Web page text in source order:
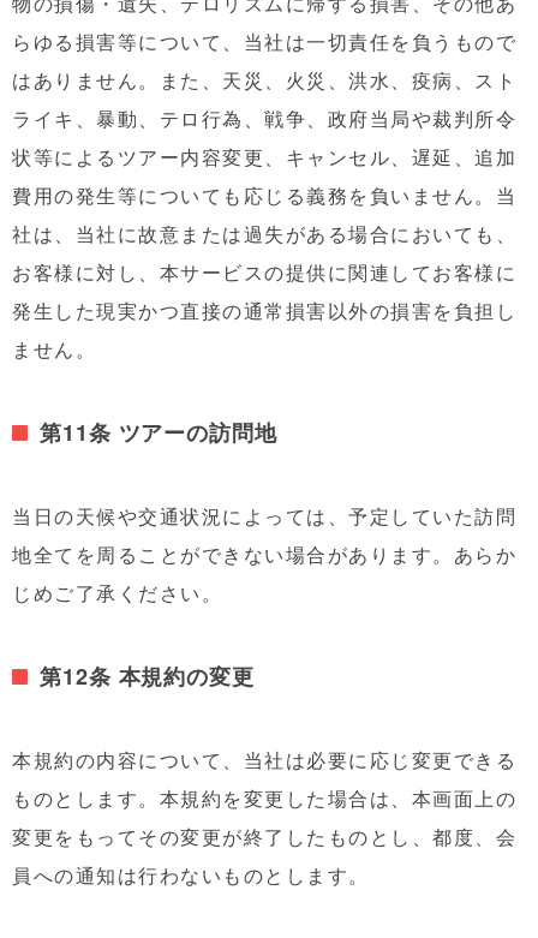
らゆる損害等について、当社は一切責任を負うもので
はありません。また、天災、火災、洪水、疫病、スト
ライキ、暴動、テロ行為、戦争、政府当局や裁判所令
状等によるツアー内容変更、キャンセル、遅延、追加
費用の発生等についても応じる義務を負いません。当
社は、当社に故意または過失がある場合においても、
お客様に対し、本サービスの提供に関連してお客様に
発生した現実かつ直接の通常損害以外の損害を負担し
ません。
第11条 ツアーの訪問地
当日の天候や交通状況によっては、予定していた訪問
地全てを周ることができない場合があります。あらか
じめご了承ください。
第12条 本規約の変更
本規約の内容について、当社は必要に応じ変更できる
ものとします。本規約を変更した場合は、本画面上の
変更をもってその変更が終了したものとし、都度、会
員への通知は行わないものとします。